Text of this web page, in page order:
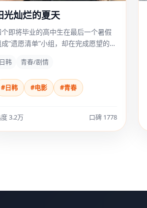
光灿烂的夏天
个即将毕业的高中生在最后一个暑假
“遗愿清单”小组，却在完成愿望的过
日韩 青春/剧情
#日韩 #电影 #青春
3.2万 口碑 1778